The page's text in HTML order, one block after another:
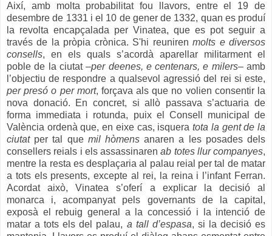
Així, amb molta probabilitat fou llavors, entre el 19 de
desembre de 1331 i el 10 de gener de 1332, quan es produí
la revolta encapçalada per Vinatea, que es pot seguir a
través de la pròpia crònica. S'hi reunirenmolts e diversos
consells, en els quals s’acordà aparellar militarment el
poble de la ciutat –per deenes, e centenars, e milers– amb
l’objectiu de respondre a qualsevol agressió del rei si este,
per presó o per mort, forçava als que no volien consentir la
nova donació. En concret, si allò passava s’actuaria de
forma immediata i rotunda, puix el Consell municipal de
València ordenà que, en eixe cas, isqueratota la gent de la
ciutatper tal que mil hòmens anaren a les posades dels
consellers reials i els assassinaren ab totes llur companyes,
mentre la resta es desplaçaria al palau reial per tal de matar
a tots els presents, excepte al rei, la reina i l’infant Ferran.
Acordat això, Vinatea s’oferí a explicar la decisió al
monarca i, acompanyat pels governants de la capital,
exposà el rebuig general a la concessió i la intenció de
matar a tots els del palau, a tall d’espasa, si la decisió es